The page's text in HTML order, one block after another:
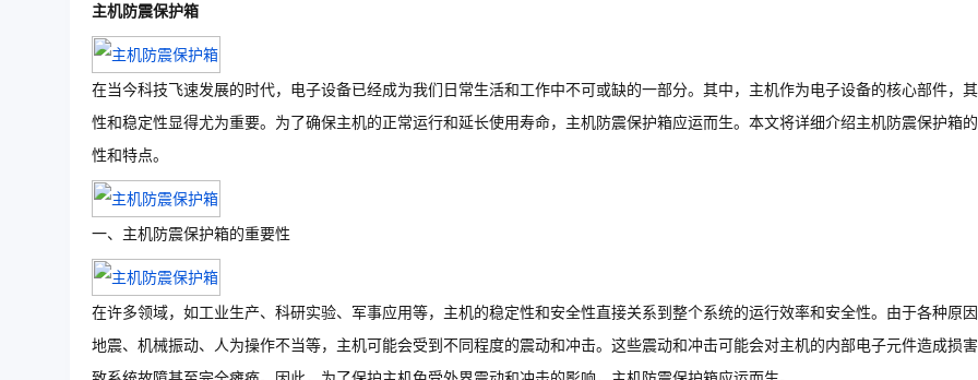
主机防震保护箱
在当今科技飞速发展的时代，电子设备已经成为我们日常生活和工作中不可或缺的一部分。其中，主机作为电子设备的核心部件，
性和稳定性显得尤为重要。为了确保主机的正常运行和延长使用寿命，主机防震保护箱应运而生。本文将详细介绍主机防震保护箱
性和特点。
一、主机防震保护箱的重要性
在许多领域，如工业生产、科研实验、军事应用等，主机的稳定性和安全性直接关系到整个系统的运行效率和安全性。由于各种原
地震、机械振动、人为操作不当等，主机可能会受到不同程度的震动和冲击。这些震动和冲击可能会对主机的内部电子元件造成损